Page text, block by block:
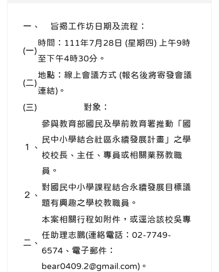
一、 旨揭工作坊日期及流程：
(一)
時間：111年7月28日 (星期四) 上午9時
至下午4時30分。
(二)
地點：線上會議方式 (報名後將寄發會議
連結)。
(三)
對象：
１、
參與教育部國民及學前教育署推動「國
民中小學結合社區永續發展計畫」之學
校校長、主任、專員或相關業務教職
員。
２、
對國民中小學課程結合永續發展目標議
題有興趣之學校教職員。
二、
本案相關行程如附件，或逕洽該校吳專
任助理志鵬(連絡電話：02-7749-
6574、電子郵件：
bear0409.2@gmail.com)。